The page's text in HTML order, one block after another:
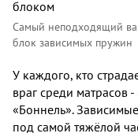
Самый неподходящий
блок зависимых пружин
У каждого, кто
враг среди матрасов
«Боннель».
под самой тяжёлой